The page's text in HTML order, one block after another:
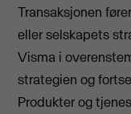
Transaksjonen
eller selskapets
Visma i
strategien og
Produkter og